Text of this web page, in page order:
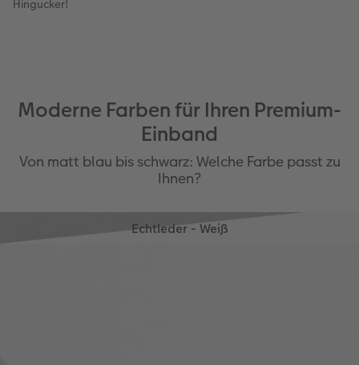
Hingucker!
Moderne Farben für Ihren Premium-
Einband
Von matt blau bis schwarz: Welche Farbe passt zu
Ihnen?